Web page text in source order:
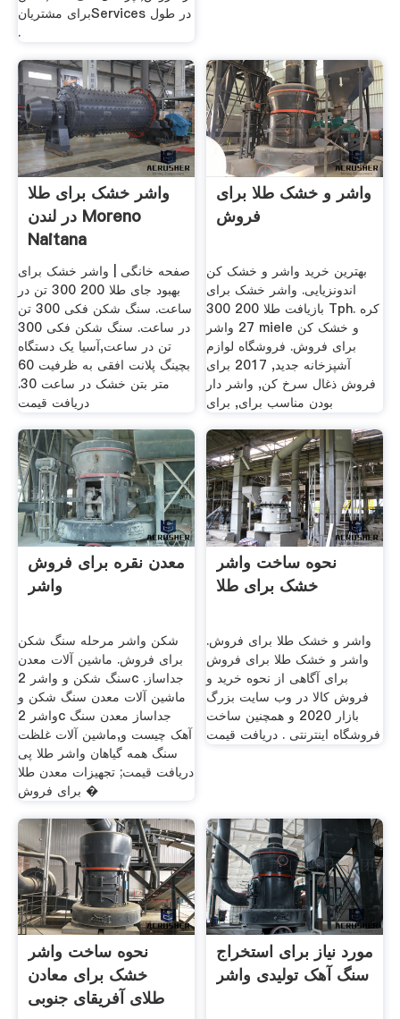
برای مشتریانServices در طول
.
واشر خشک برای طلا
در لندن Moreno
Naitana
صفحه خانگی | واشر خشک برای
بهبود جای طلا 200 300 تن در
ساعت. سنگ شکن فکی 300 تن
در ساعت. سنگ شکن فکی 300
تن در ساعت,آسیا یک دستگاه
بچینگ پلانت افقی به ظرفیت 60
متر بتن خشک در ساعت 30.
دریافت قیمت
واشر و خشک طلا برای
فروش
بهترین خرید واشر و خشک کن
اندونزیایی. واشر خشک برای
بازیافت طلا 200 300 Tph. کره
27 واشر miele و خشک کن
برای فروش. فروشگاه لوازم
آشپزخانه جدید, 2017 برای
فروش ذغال سرخ کن, واشر دار
بودن مناسب برای, برای
معدن نقره برای فروش
واشر
شکن واشر مرحله سنگ شکن
برای فروش. ماشین آلات معدن
سنگ شکن و واشر 2c جداساز.
ماشین آلات معدن سنگ شکن و
واشر 2c جداساز معدن سنگ
آهک چیست و,ماشین آلات غلظت
سنگ همه گیاهان واشر طلا پی
دریافت قیمت; تجهیزات معدن طلا
برای فروش �
نحوه ساخت واشر
خشک برای طلا
واشر و خشک طلا برای فروش.
واشر و خشک طلا برای فروش
برای آگاهی از نحوه خرید و
فروش کالا در وب سایت بزرگ
بازار 2020 و همچنین ساخت
فروشگاه اینترنتی . دریافت قیمت
نحوه ساخت واشر
خشک برای معادن
طلای آفریقای جنوبی
مورد نیاز برای استخراج
سنگ آهک تولیدی واشر